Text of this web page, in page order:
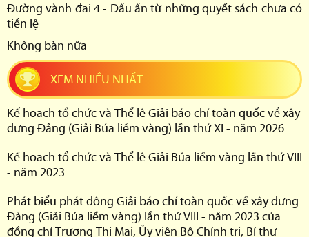
Đường vành đai 4 - Dấu ấn từ những quyết sách chưa có
tiền lệ
Không bàn nữa
XEM NHIỀU NHẤT
Kế hoạch tổ chức và Thể lệ Giải báo chí toàn quốc về xây
dựng Đảng (Giải Búa liềm vàng) lần thứ XI - năm 2026
Kế hoạch tổ chức và Thể lệ Giải Búa liềm vàng lần thứ VIII
- năm 2023
Phát biểu phát động Giải báo chí toàn quốc về xây dựng
Đảng (Giải Búa liềm vàng) lần thứ VIII - năm 2023 của
đồng chí Trương Thị Mai, Ủy viên Bộ Chính trị, Bí thư